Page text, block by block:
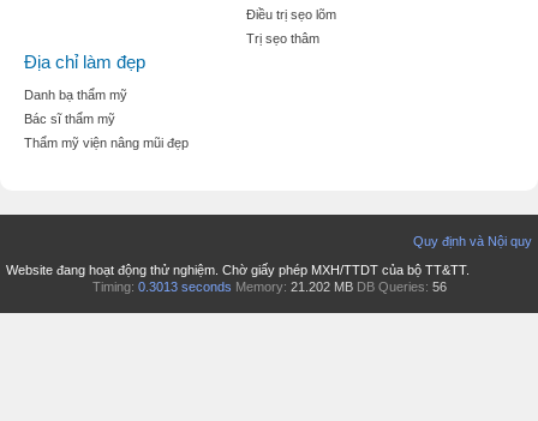
Điều trị sẹo lõm
Trị sẹo thâm
Địa chỉ làm đẹp
Danh bạ thẩm mỹ
Bác sĩ thẩm mỹ
Thẩm mỹ viện nâng mũi đẹp
Quy định và Nội quy
Website đang hoạt động thử nghiệm. Chờ giấy phép MXH/TTDT của bộ TT&TT.
Timing: 0.3013 seconds Memory: 21.202 MB DB Queries: 56